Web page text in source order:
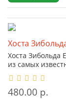
Хоста
Хоста Зибольда
из самых
480.00 р.